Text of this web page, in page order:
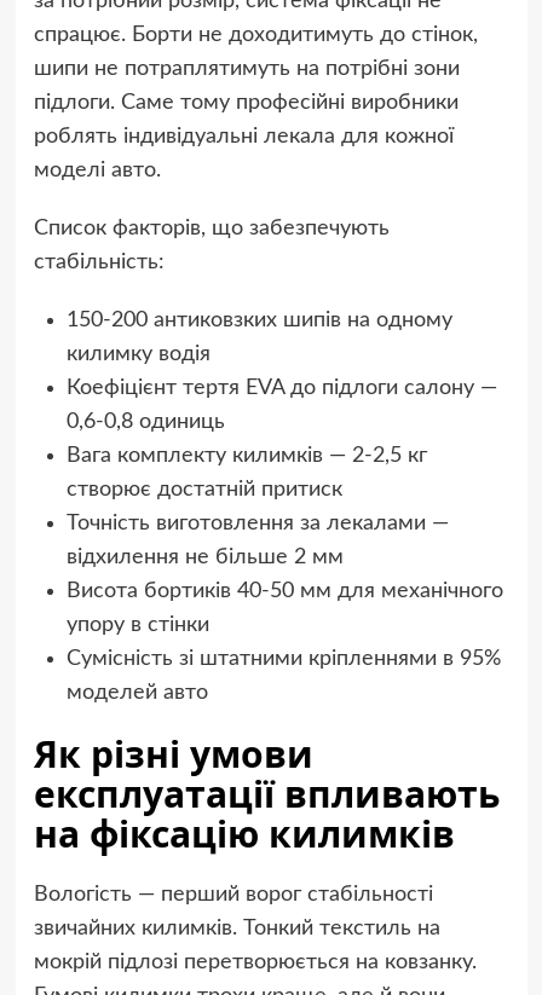
спрацює. Борти не доходитимуть до стінок,
шипи не потраплятимуть на потрібні зони
підлоги. Саме тому професійні виробники
роблять індивідуальні лекала для кожної
моделі авто.
Список факторів, що забезпечують
стабільність:
150-200 антиковзких шипів на одному
килимку водія
Коефіцієнт тертя EVA до підлоги салону —
0,6-0,8 одиниць
Вага комплекту килимків — 2-2,5 кг
створює достатній притиск
Точність виготовлення за лекалами —
відхилення не більше 2 мм
Висота бортиків 40-50 мм для механічного
упору в стінки
Сумісність зі штатними кріпленнями в 95%
моделей авто
Як різні умови
експлуатації впливають
на фіксацію килимків
Вологість — перший ворог стабільності
звичайних килимків. Тонкий текстиль на
мокрій підлозі перетворюється на ковзанку.